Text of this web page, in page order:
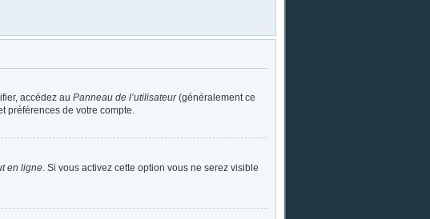
accédez au Panneau de l’utilisateur(généralement ce
préférences de votre compte.
en ligne. Si vous activez cette option vous ne serez visible